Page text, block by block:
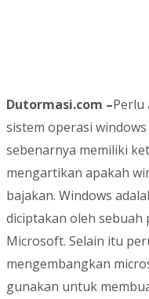
Dutormasi.com –Perlu
sistem operasi
sebenarnya memiliki
mengartikan apakah
bajakan. Windows
diciptakan oleh sebuah
Microsoft. Selain itu
mengembangkan
gunakan untuk